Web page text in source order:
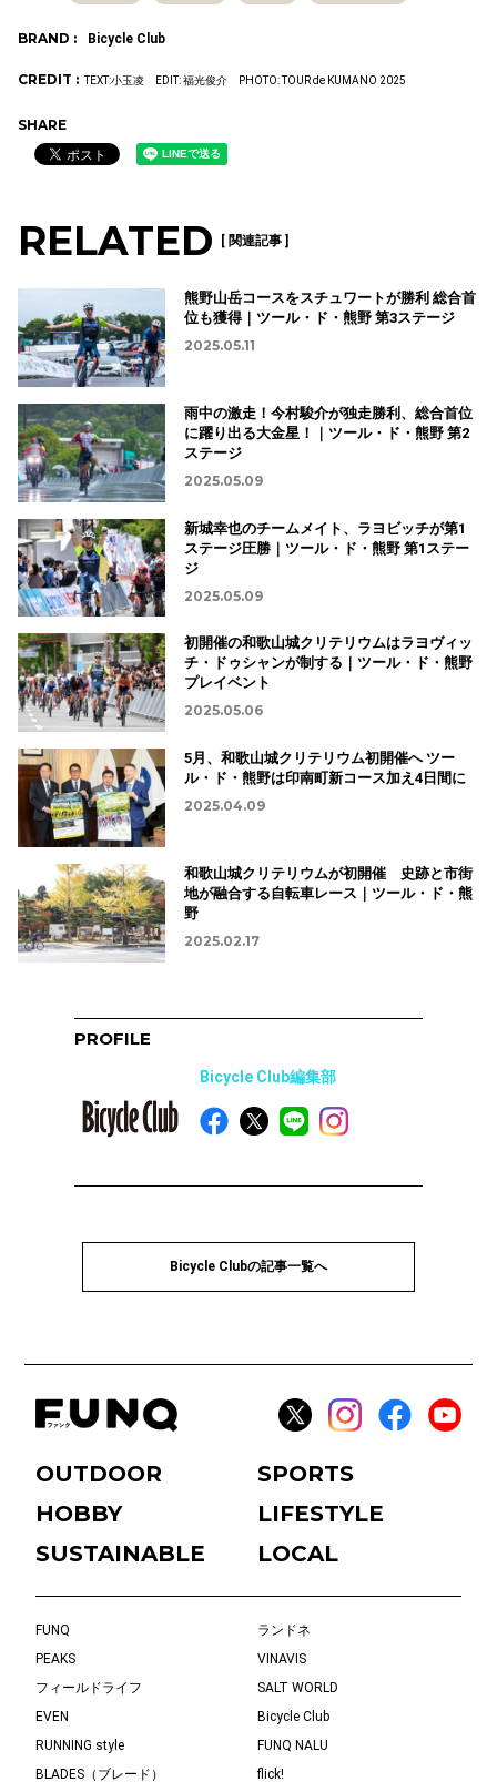
BRAND : Bicycle Club
CREDIT : TEXT:小玉凌 EDIT: 福光俊介 PHOTO: TOUR de KUMANO 2025
SHARE
RELATED [ 関連記事 ]
熊野山岳コースをスチュワートが勝利 総合首
位も獲得｜ツール・ド・熊野 第3ステージ
2025.05.11
雨中の激走！今村駿介が独走勝利、総合首位
に躍り出る大金星！｜ツール・ド・熊野 第2
ステージ
2025.05.09
新城幸也のチームメイト、ラヨビッチが第1
ステージ圧勝｜ツール・ド・熊野 第1ステー
ジ
2025.05.09
初開催の和歌山城クリテリウムはラヨヴィッ
チ・ドゥシャンが制する｜ツール・ド・熊野
プレイベント
2025.05.06
5月、和歌山城クリテリウム初開催へ ツー
ル・ド・熊野は印南町新コース加え4日間に
2025.04.09
和歌山城クリテリウムが初開催 史跡と市街
地が融合する自転車レース｜ツール・ド・熊
野
2025.02.17
PROFILE
Bicycle Club編集部
Bicycle Clubの記事一覧へ
OUTDOOR
SPORTS
HOBBY
LIFESTYLE
SUSTAINABLE
LOCAL
FUNQ
ランドネ
PEAKS
VINAVIS
フィールドライフ
SALT WORLD
EVEN
Bicycle Club
RUNNING style
FUNQ NALU
BLADES（ブレード）
flick!